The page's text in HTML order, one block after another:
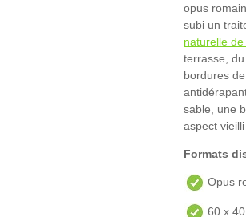
opus
subi un
naturelle
terrasse,
bordures
sable, une
aspect
Formats
Opus
60 x